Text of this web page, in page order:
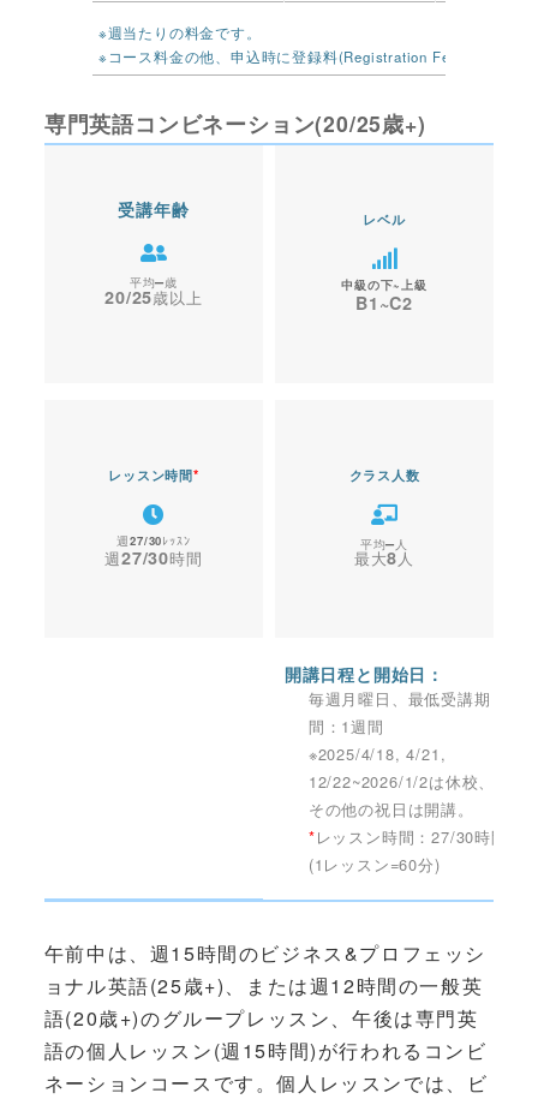
※週当たりの料金です。
※コース料金の他、申込時に登録料(Registration Fee)£100が別
専門英語コンビネーション(20/25歳+)
受講年齢
–
20/25
レベル
中級の下~上級
B1~C2
レッスン時間*
27/30
27/30
クラス人数
–
8
開講日程と開始日：
毎週月曜日、最低受講期
間：1週間
※2025/4/18, 4/21,
12/22~2026/1/2は休校、
その他の祝日は開講。
*レッスン時間：27/30時間
(1レッスン=60分)
午前中は、週15時間のビジネス&プロフェッシ
ョナル英語(25歳+)、または週12時間の一般英
語(20歳+)のグループレッスン、午後は専門英
語の個人レッスン(週15時間)が行われるコンビ
ネーションコースです。個人レッスンでは、ビ